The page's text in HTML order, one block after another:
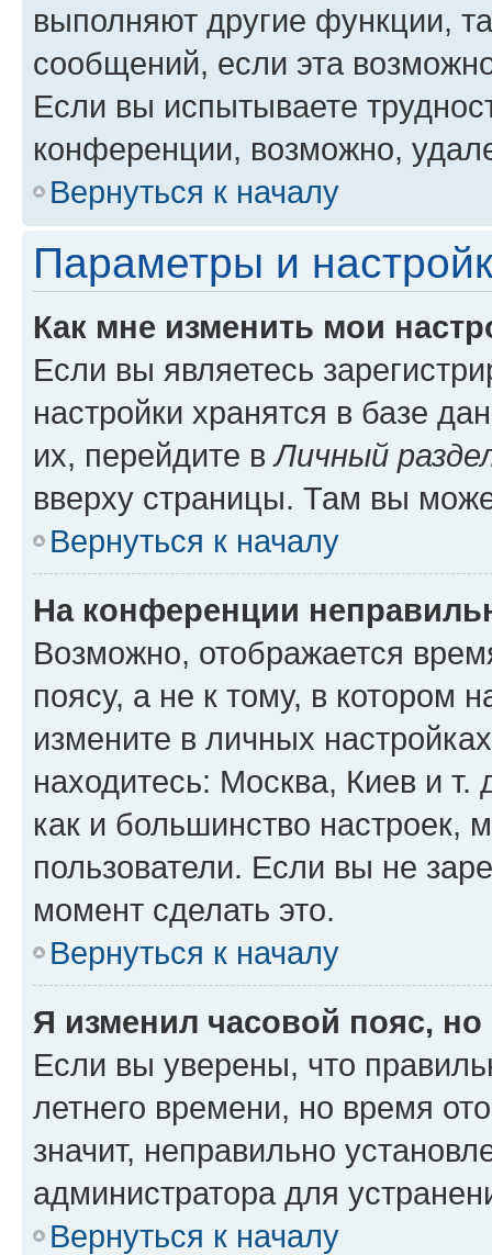
выполняют другие функции,
сообщений, если эта
Если вы испытываете
конференции, возможно,
Вернуться к началу
Параметры и
Как мне изменить мои
Если вы являетесь
настройки хранятся в базе
их, перейдите вЛичный
вверху страницы. Там вы
Вернуться к началу
На конференции
Возможно, отображается
поясу, а не к тому, в котором
измените в личных
находитесь: Москва, Киев и т.
как и большинство настроек,
пользователи. Если вы не
момент сделать это.
Вернуться к началу
Я изменил часовой пояс,
Если вы уверены, что
летнего времени, но время
значит, неправильно
администратора для
Вернуться к началу